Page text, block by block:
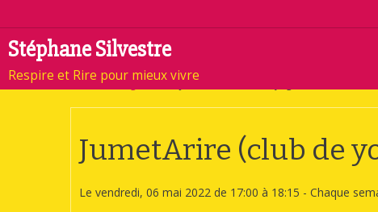
Stéphane Silvestre
Respire et Rire pour mieux vivre
Accueil Agenda JumetArire (club de yoga du rire)
JumetArire (club de
Le vendredi, 06 mai 2022 de 17:00 à 18:15 - Chaque